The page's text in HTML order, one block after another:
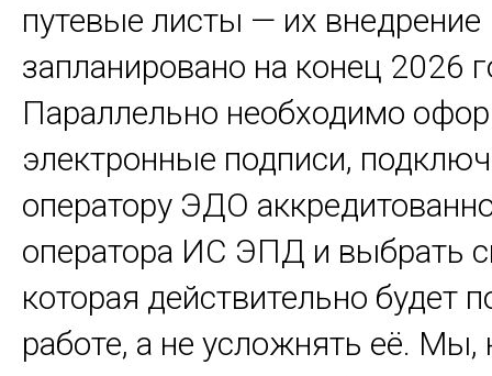
путевые листы — их внедрение
запланировано на конец 2026
Параллельно необходимо
электронные подписи,
оператору ЭДО
оператора ИС ЭПД и выбрать
которая действительно будет
работе, а не усложнять её. Мы,